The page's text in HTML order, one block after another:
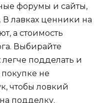
форумы и сайты,
В лавках ценники на
а стоимость
Выбирайте
подделать и
не
чтобы ловкий
подделку.